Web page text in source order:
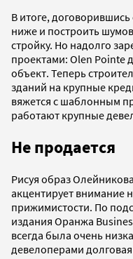
В итоге,
ниже и построить
стройку. Но надолго
проектами: Olen Pointe
объект. Теперь
зданий на крупные
вяжется с шаблонным
работают крупные
Не продается
Рисуя образ
акцентирует внимание
прижимистости. По
издания Оранжа
всегда была очень
девелоперами